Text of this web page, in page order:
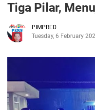
Tiga Pilar,
PIMPRED
Tuesday, 6 February